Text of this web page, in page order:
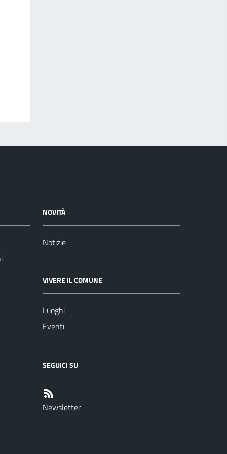
NOVITÀ
Notizie
VIVERE IL COMUNE
Luoghi
Eventi
SEGUICI SU
Newsletter